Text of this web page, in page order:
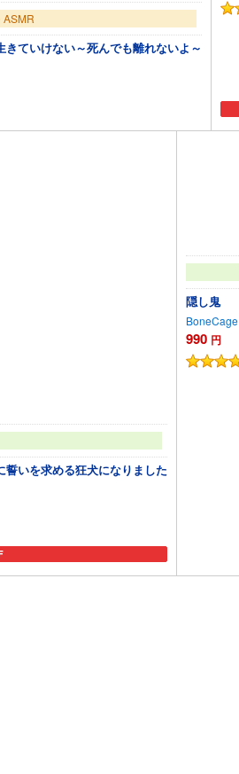
ASMR
ていけない～死んでも離れないよ～
いを求める狂犬になりました
加
隠し鬼
BoneCage
990 円